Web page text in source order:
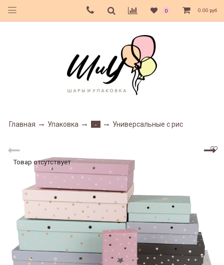
0 0.00 руб
Главная Упаковка - Универсальные с рис
Товар отсутствует